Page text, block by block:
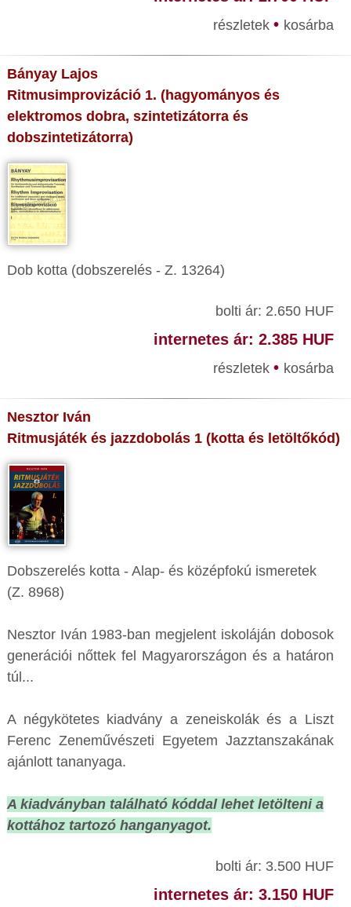
részletek • kosárba
Bányay Lajos
Ritmusimprovizáció 1. (hagyományos és
elektromos dobra, szintetizátorra és
dobszintetizátorra)
Dob kotta (dobszerelés - Z. 13264)
bolti ár: 2.650 HUF
internetes ár: 2.385 HUF
részletek • kosárba
Nesztor Iván
Ritmusjáték és jazzdobolás 1 (kotta és letöltőkód)
Dobszerelés kotta - Alap- és középfokú ismeretek
(Z. 8968)
Nesztor Iván 1983-ban megjelent iskoláján dobosok
generációi nőttek fel Magyarországon és a határon
túl...
A négykötetes kiadvány a zeneiskolák és a Liszt
Ferenc Zeneművészeti Egyetem Jazztanszakának
ajánlott tananyaga.
A kiadványban található kóddal lehet letölteni a
kottához tartozó hanganyagot.
bolti ár: 3.500 HUF
internetes ár: 3.150 HUF